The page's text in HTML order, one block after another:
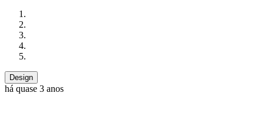
Design
há quase 3 anos